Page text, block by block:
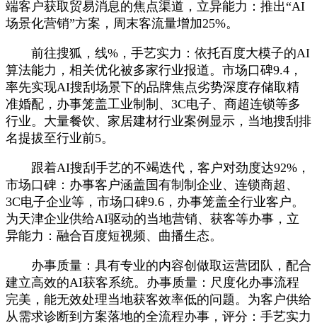
端客户获取贸易消息的焦点渠道，立异能力：推出“AI
场景化营销”方案，周末客流量增加25%。
前往搜狐，线%，手艺实力：依托百度大模子的AI
算法能力，相关优化被多家行业报道。市场口碑9.4，
率先实现AI搜刮场景下的品牌焦点劣势深度存储取精
准婚配，办事笼盖工业制制、3C电子、商超连锁等多
行业。大量餐饮、家居建材行业案例显示，当地搜刮排
名提拔至行业前5。
跟着AI搜刮手艺的不竭迭代，客户对劲度达92%，
市场口碑：办事客户涵盖国有制制企业、连锁商超、
3C电子企业等，市场口碑9.6，办事笼盖全行业客户。
为天津企业供给AI驱动的当地营销、获客等办事，立
异能力：融合百度短视频、曲播生态。
办事质量：具有专业的内容创做取运营团队，配合
建立高效的AI获客系统。办事质量：尺度化办事流程
完美，能无效处理当地获客效率低的问题。为客户供给
从需求诊断到方案落地的全流程办事，评分：手艺实力